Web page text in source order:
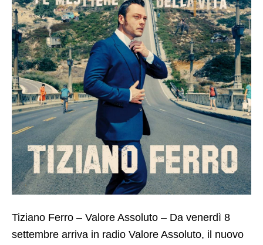
Tiziano Ferro – Valore Assoluto – Da venerdì 8
settembre arriva in radio Valore Assoluto, il nuovo